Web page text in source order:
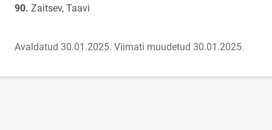
Zaitsev, Taavi
Avaldatud 30.01.2025. Viimati muudetud 30.01.2025.